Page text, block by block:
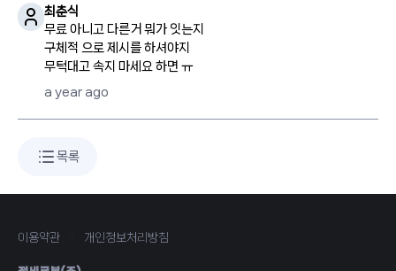
최춘식
무료 아니고 다른거 뭐가 잇는지
구체적 으로 제시를 하셔야지
무턱대고 속지 마세요 하면 ㅠ
a year ago
목록
이용약관 개인정보처리방침